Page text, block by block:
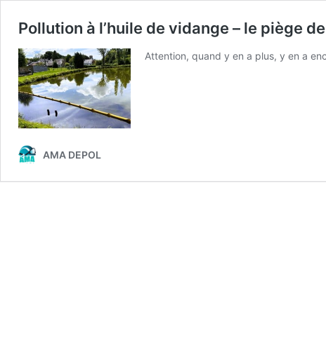
Pollution à l’huile de vidange – le piège
Attention, quand y en a plus, y en a
AMA DEPOL